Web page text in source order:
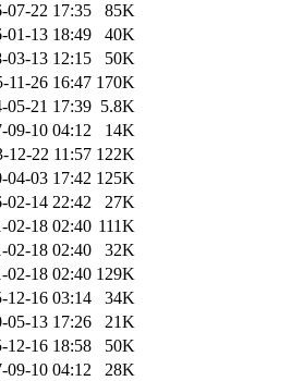
07-22 17:35
85K
01-13 18:49
40K
03-13 12:15
50K
11-26 16:47 170K
05-21 17:39 5.8K
09-10 04:12
14K
12-22 11:57 122K
04-03 17:42 125K
02-14 22:42
27K
02-18 02:40 111K
02-18 02:40
32K
02-18 02:40 129K
12-16 03:14
34K
05-13 17:26
21K
12-16 18:58
50K
09-10 04:12
28K